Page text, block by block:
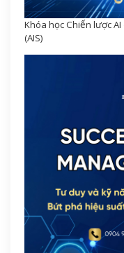
Khóa học Chiến lược
(AIS)